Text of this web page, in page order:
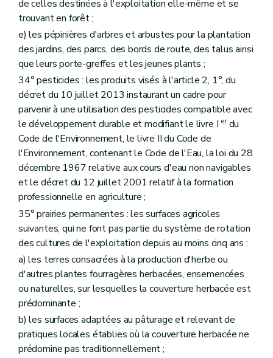
de celles destinées à l'exploitation elle-même et se
trouvant en forêt ;
e) les pépinières d'arbres et arbustes pour la plantation
des jardins, des parcs, des bords de route, des talus ainsi
que leurs porte-greffes et les jeunes plants ;
34° pesticides : les produits visés à l'article 2, 1°, du
décret du 10 juillet 2013 instaurant un cadre pour
parvenir à une utilisation des pesticides compatible avec
le développement durable et modifiant le livre I erdu
Code de l'Environnement, le livre II du Code de
l'Environnement, contenant le Code de l'Eau, la loi du 28
décembre 1967 relative aux cours d'eau non navigables
et le décret du 12 juillet 2001 relatif à la formation
professionnelle en agriculture ;
35° prairies permanentes : les surfaces agricoles
suivantes, qui ne font pas partie du système de rotation
des cultures de l'exploitation depuis au moins cinq ans :
a) les terres consacrées à la production d'herbe ou
d'autres plantes fourragères herbacées, ensemencées
ou naturelles, sur lesquelles la couverture herbacée est
prédominante ;
b) les surfaces adaptées au pâturage et relevant de
pratiques locales établies où la couverture herbacée ne
prédomine pas traditionnellement ;